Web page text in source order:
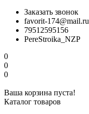
Заказать звонок
favorit-174@mail.ru
79512595156
PereStroika_NZP
0
0
0
Ваша корзина пуста!
Каталог товаров